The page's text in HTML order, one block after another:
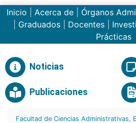
Inicio Acerca de| Órganos
Graduados Docentes
Prácticas
Noticias
Publicaciones
Facultad de Ciencias Administrativas,